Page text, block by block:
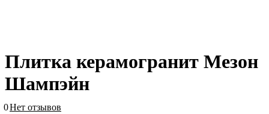
Плитка керамогранит Мезон
Шампэйн
0Нет отзывов